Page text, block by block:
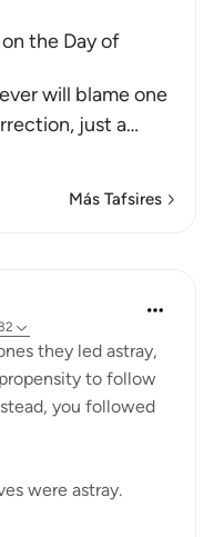
the Day of
will blame one
just a…
Más Tafsires
they led astray,
to follow
you followed
were astray.